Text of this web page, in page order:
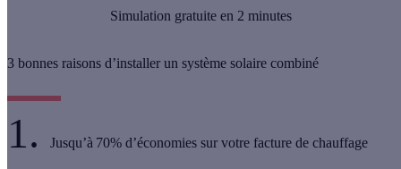
Simulation gratuite en 2 minutes
3 bonnes raisons d’installer un système solaire combiné
1. Jusqu’à 70% d’économies sur votre facture de chauffage